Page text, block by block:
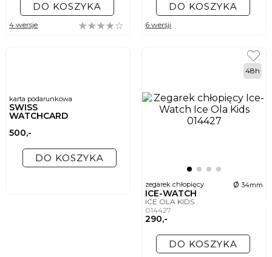
DO KOSZYKA
4 wersje
DO KOSZYKA
6 wersji
karta podarunkowa
SWISS
WATCHCARD
500,-
DO KOSZYKA
zegarek chłopięcy ø 34mm
ICE-WATCH
ICE OLA KIDS
014427
290,-
48h
DO KOSZYKA